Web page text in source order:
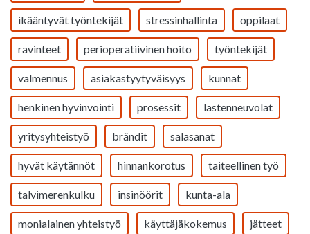
ikääntyvät työntekijät stressinhallinta oppilaat
ravinteet perioperatiivinen hoito työntekijät
valmennus asiakastyytyväisyys kunnat
henkinen hyvinvointi prosessit lastenneuvolat
yritysyhteistyö brändit salasanat
hyvät käytännöt hinnankorotus taiteellinen työ
talvimerenkulku insinöörit kunta-ala
monialainen yhteistyö käyttäjäkokemus jätteet